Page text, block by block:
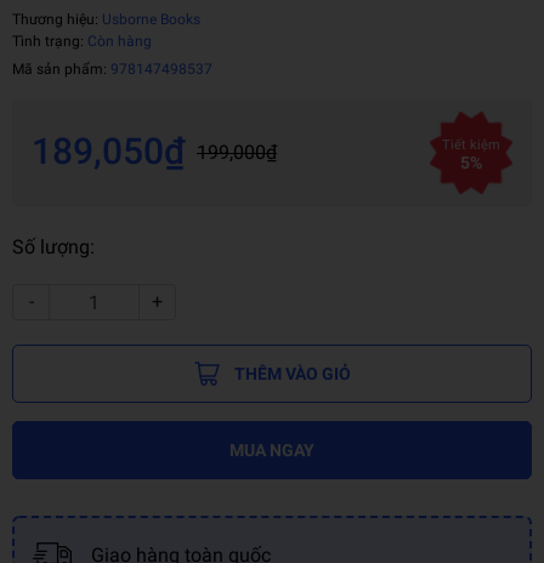
Thương hiệu: Usborne Books
Tình trạng: Còn hàng
Mã sản phẩm: 978147498537
189,050₫ 199,000₫ Tiết kiệm
5%
Số lượng:
- +
THÊM VÀO GIỎ
MUA NGAY
Giao hàng toàn quốc